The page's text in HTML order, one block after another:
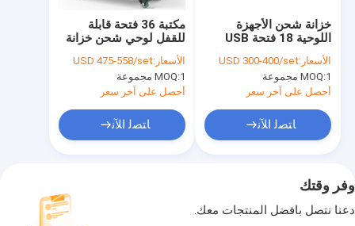
مكتبة 36 فتحة قابلة
للقفل لوحي شحن خزانة
محطة CE FCC
الأسعار:USD 475-558/set
MOQ:1 مجموعة
أحصل على آخر سعر
ﺎﺘﺼﻟ ﺍﻶﻧ
خزانة شحن الأجهزة
اللوحية 18 فتحة USB
خزانة شحن
الأسعار:USD 300-400/set
MOQ:1 مجموعة
أحصل على آخر سعر
ﺎﺘﺼﻟ ﺍﻶﻧ
وفر وقتك
دعنا نتصل بأفضل المنتجات معك.